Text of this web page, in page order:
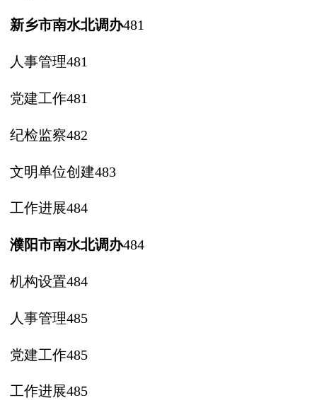
新乡市南水北调办481
人事管理481
党建工作481
纪检监察482
文明单位创建483
工作进展484
濮阳市南水北调办484
机构设置484
人事管理485
党建工作485
工作进展485